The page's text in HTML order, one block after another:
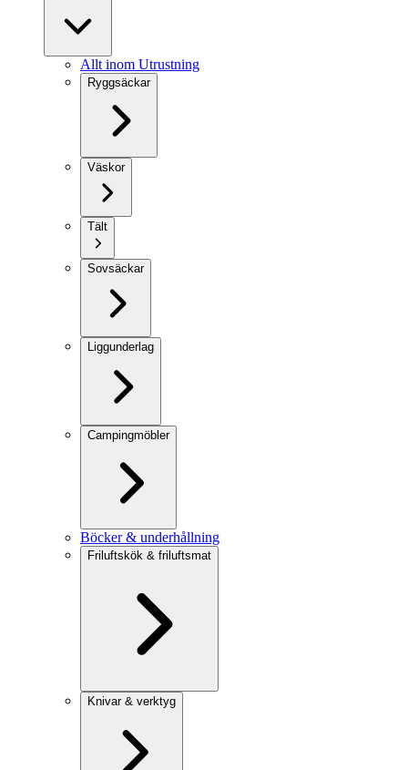
Allt inom Utrustning
Ryggsäckar
Väskor
Tält
Sovsäckar
Liggunderlag
Campingmöbler
Böcker & underhållning
Friluftskök & friluftsmat
Knivar & verktyg